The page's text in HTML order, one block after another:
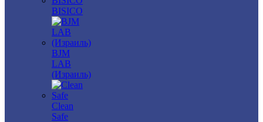
BISICO
BJM
LAB
(Израиль)
Clean
Safe